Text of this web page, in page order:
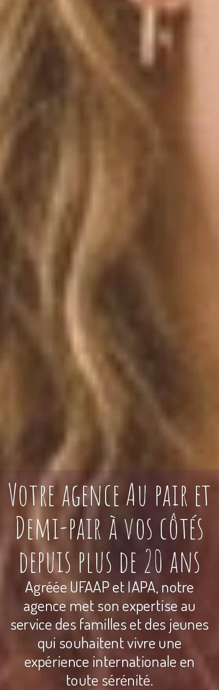
Votre agence Au pair et
Demi-pair à vos côtés
depuis plus de 20 ans
Agréée UFAAP et IAPA, notre
agence met son expertise au
service des familles et des jeunes
qui souhaitent vivre une
expérience internationale en
toute sérénité.